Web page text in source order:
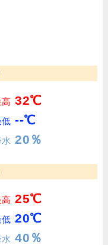
32℃
低 --℃
水 20％
25℃
低 20℃
水 40％